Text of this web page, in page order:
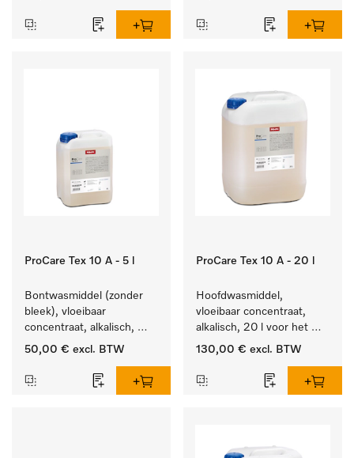
ProCare Tex 10 A - 5 l
Bontwasmiddel (zonder
bleek), vloeibaar
concentraat, alkalisch,
5 l voor het reinigen van
kleurechte bonte was.
50,00 € excl. BTW
ProCare Tex 10 A - 20 l
Hoofdwasmiddel,
vloeibaar concentraat,
alkalisch, 20 l voor het
reinigen van wit wasgoed
130,00 € excl. BTW